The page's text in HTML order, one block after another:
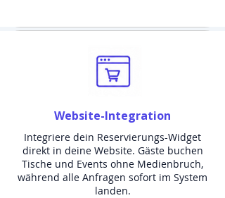
Website-Integration
Integriere dein Reservierungs-Widget
direkt in deine Website. Gäste buchen
Tische und Events ohne Medienbruch,
während alle Anfragen sofort im System
landen.